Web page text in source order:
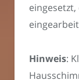
Hinweis: